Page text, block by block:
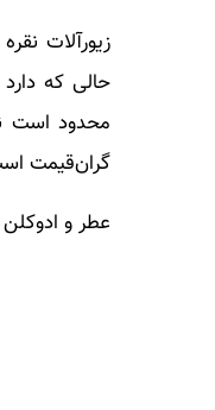
زیورآلات
حالی که
محدود است
گران‌قیمت
عطر و ادوکلن